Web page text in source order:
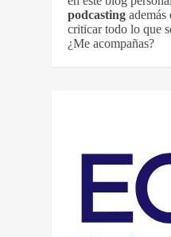
podcasting además
criticar todo lo que
¿Me acompañas?